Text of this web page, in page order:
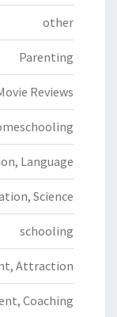
other
Parenting
Reviews
Language
Science
schooling
Attraction
Coaching